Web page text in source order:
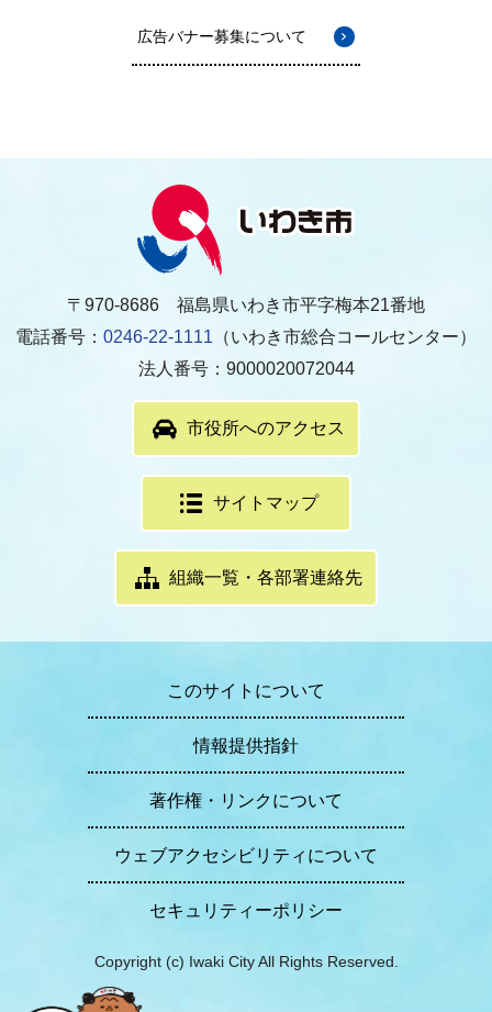
広告バナー募集について
〒970-8686 福島県いわき市平字梅本21番地
電話番号： 0246-22-1111 （いわき市総合コールセンター）
法人番号：9000020072044
市役所へのアクセス
サイトマップ
組織一覧・各部署連絡先
このサイトについて
情報提供指針
著作権・リンクについて
ウェブアクセシビリティについて
セキュリティーポリシー
Copyright (c) Iwaki City All Rights Reserved.